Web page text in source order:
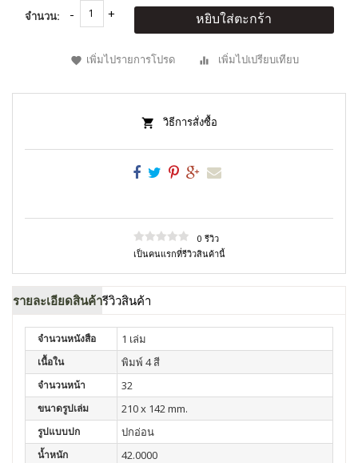
จำนวน: หยิบใส่ตะกร้า
เพิ่มไปรายการโปรด เพิ่มไปเปรียบเทียบ
วิธีการสั่งซื้อ
0 รีวิว
เป็นคนแรกที่รีวิวสินค้านี้
รายละเอียดสินค้ารีวิวสินค้า
จำนวนหนังสือ 1 เล่ม
เนื้อใน พิมพ์ 4 สี
จำนวนหน้า 32
ขนาดรูปเล่ม 210 x 142 mm.
รูปแบบปก ปกอ่อน
น้ำหนัก 42.0000